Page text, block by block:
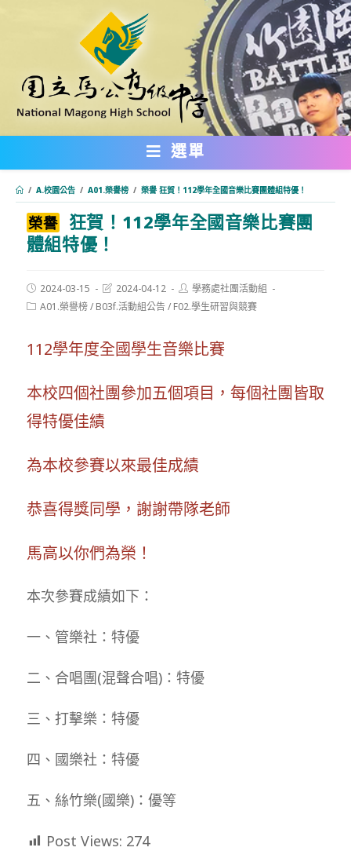
內
選單
/ A.校園公告 / A01.榮譽榜 / 榮譽 狂賀！112學年全國音樂比賽團體組特優！
榮譽
狂賀！112學年全國音樂比賽團
體組特優！
Post
published:
2024-03-15
Post
last
modified:
2024-04-12
Post
author:
學務處社團活動組
PostA01.榮譽榜/ B03f.活動組公告/ F02.學生研習與競賽
112學年度全國學生音樂比賽
本校四個社團參加五個項目，每個社團皆取
得特優佳績
為本校參賽以來最佳成績
恭喜得獎同學，謝謝帶隊老師
馬高以你們為榮！
本次參賽成績如下：
一、管樂社：特優
二、合唱團(混聲合唱)：特優
三、打擊樂：特優
四、國樂社：特優
五、絲竹樂(國樂)：優等
Post Views: 274